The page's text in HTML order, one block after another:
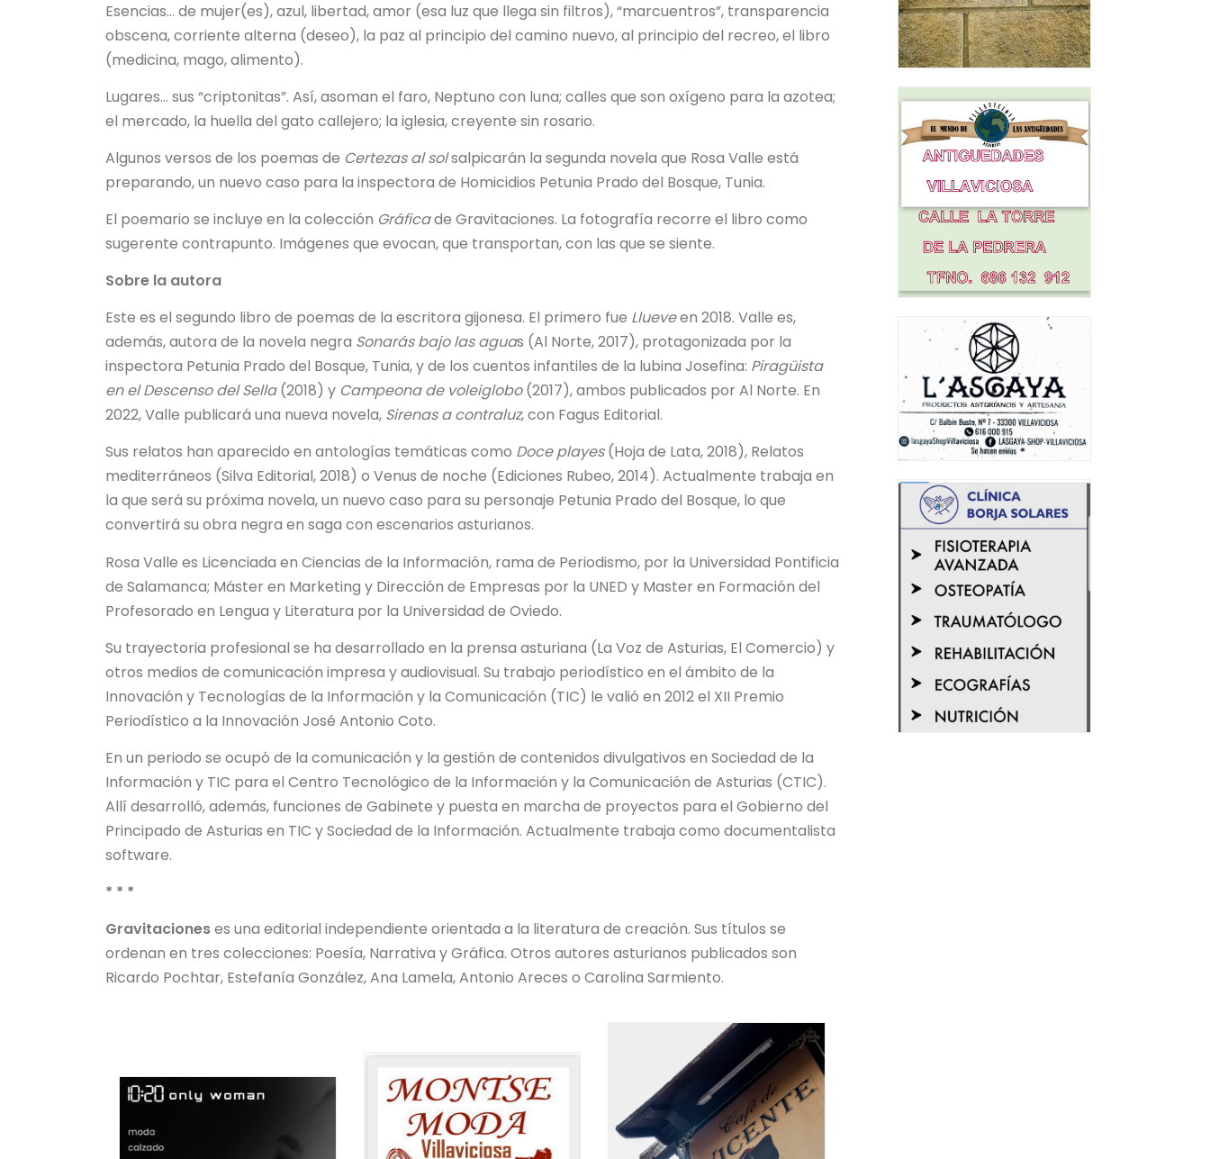
Esencias… de mujer(es), azul, libertad, amor (esa luz que llega sin filtros), “marcuentros”, transparencia
obscena, corriente alterna (deseo), la paz al principio del camino nuevo, al principio del recreo, el libro
(medicina, mago, alimento).
Lugares… sus “criptonitas”. Así, asoman el faro, Neptuno con luna; calles que son oxígeno para la azotea;
el mercado, la huella del gato callejero; la iglesia, creyente sin rosario.
Algunos versos de los poemas de Certezas al solsalpicarán la segunda novela que Rosa Valle está
preparando, un nuevo caso para la inspectora de Homicidios Petunia Prado del Bosque, Tunia.
El poemario se incluye en la colección Gráficade Gravitaciones. La fotografía recorre el libro como
sugerente contrapunto. Imágenes que evocan, que transportan, con las que se siente.
Sobre la autora
Este es el segundo libro de poemas de la escritora gijonesa. El primero fue Llueveen 2018. Valle es,
además, autora de la novela negra Sonarás bajo las aguas (Al Norte, 2017), protagonizada por la
inspectora Petunia Prado del Bosque, Tunia, y de los cuentos infantiles de la lubina Josefina: Piragüista
en el Descenso del Sella(2018) y Campeona de voleiglobo(2017), ambos publicados por Al Norte. En
2022, Valle publicará una nueva novela, Sirenas a contraluz, con Fagus Editorial.
Sus relatos han aparecido en antologías temáticas como Doce playes(Hoja de Lata, 2018), Relatos
mediterráneos (Silva Editorial, 2018) o Venus de noche (Ediciones Rubeo, 2014). Actualmente trabaja en
la que será su próxima novela, un nuevo caso para su personaje Petunia Prado del Bosque, lo que
convertirá su obra negra en saga con escenarios asturianos.
Rosa Valle es Licenciada en Ciencias de la Información, rama de Periodismo, por la Universidad Pontificia
de Salamanca; Máster en Marketing y Dirección de Empresas por la UNED y Master en Formación del
Profesorado en Lengua y Literatura por la Universidad de Oviedo.
Su trayectoria profesional se ha desarrollado en la prensa asturiana (La Voz de Asturias, El Comercio) y
otros medios de comunicación impresa y audiovisual. Su trabajo periodístico en el ámbito de la
Innovación y Tecnologías de la Información y la Comunicación (TIC) le valió en 2012 el XII Premio
Periodístico a la Innovación José Antonio Coto.
En un periodo se ocupó de la comunicación y la gestión de contenidos divulgativos en Sociedad de la
Información y TIC para el Centro Tecnológico de la Información y la Comunicación de Asturias (CTIC).
Allí desarrolló, además, funciones de Gabinete y puesta en marcha de proyectos para el Gobierno del
Principado de Asturias en TIC y Sociedad de la Información. Actualmente trabaja como documentalista
software.
* * *
Gravitacioneses una editorial independiente orientada a la literatura de creación. Sus títulos se
ordenan en tres colecciones: Poesía, Narrativa y Gráfica. Otros autores asturianos publicados son
Ricardo Pochtar, Estefanía González, Ana Lamela, Antonio Areces o Carolina Sarmiento.